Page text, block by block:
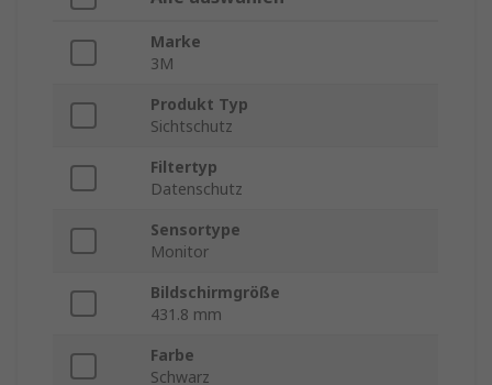
Marke
3M
Produkt Typ
Sichtschutz
Filtertyp
Datenschutz
Sensortype
Monitor
Bildschirmgröße
431.8 mm
Farbe
Schwarz